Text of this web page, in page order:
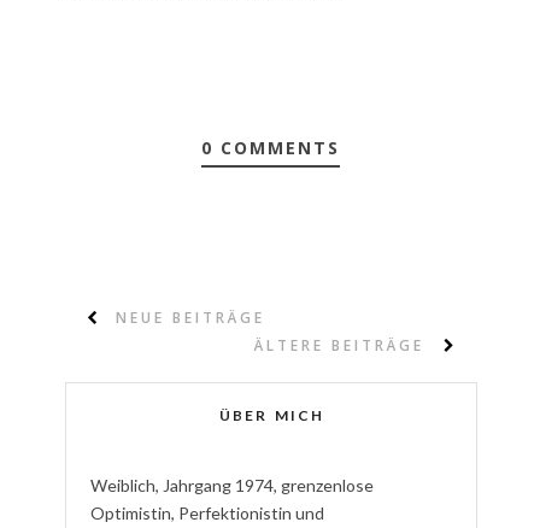
0 COMMENTS
NEUE BEITRÄGE
ÄLTERE BEITRÄGE
ÜBER MICH
Weiblich, Jahrgang 1974, grenzenlose
Optimistin, Perfektionistin und